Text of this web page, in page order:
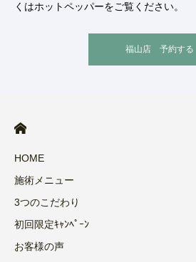
くはホットペッパーをご覧ください。
福山店 予約する
HOME
施術メニュー
3つのこだわり
初回限定ｷｬﾝﾍﾟｰﾝ
お客様の声